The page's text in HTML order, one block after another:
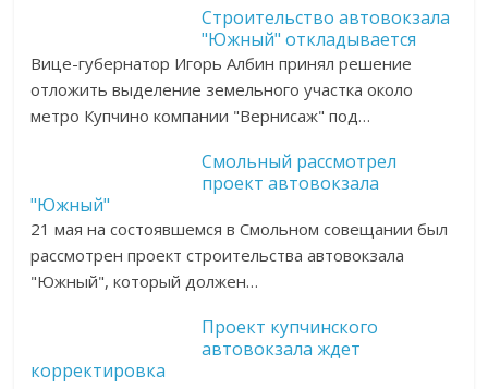
Строительство автовокзала
"Южный" откладывается
Вице-губернатор Игорь Албин принял решение
отложить выделение земельного участка около
метро Купчино компании "Вернисаж" под…
Смольный рассмотрел
проект автовокзала
"Южный"
21 мая на состоявшемся в Смольном совещании был
рассмотрен проект строительства автовокзала
"Южный", который должен…
Проект купчинского
автовокзала ждет
корректировка